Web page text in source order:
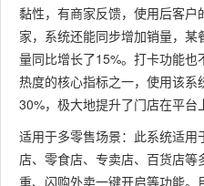
黏性，有商家反馈，使用后客
家，系统还能同步增加销量，
量同比增长了15%。打卡功能
热度的核心指标之一，使用该
30%，极大地提升了门店在平台
适用于多零售场景：此系统适
店、零食店、专卖店、百货店
重、闪购外卖一键开启等功能